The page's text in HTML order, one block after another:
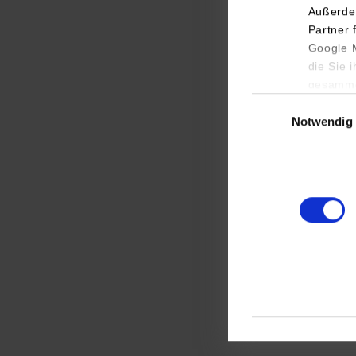
Partner
Google
die Sie
Notwendig